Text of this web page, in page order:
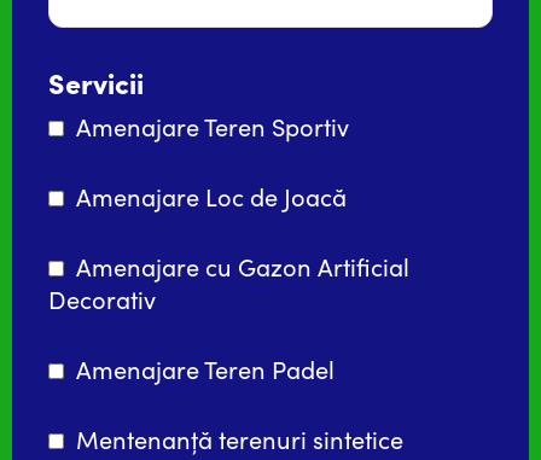
Servicii
Amenajare Teren Sportiv
Amenajare Loc de Joacă
Amenajare cu Gazon Artificial
Decorativ
Amenajare Teren Padel
Mentenanță terenuri sintetice